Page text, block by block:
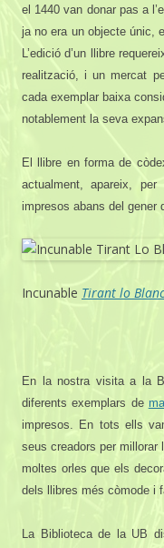
el 1440 van donar pas a
ja no era un objecte únic,
L’edició d’un llibre
realització, i un mercat
cada exemplar baixa
notablement la seva
El llibre en forma de
actualment, apareix,
impresos abans del gener
Incunable Tirant lo Blanc
En la nostra visita a la
diferents exemplars de
impresos. En tots ells
seus creadors per
moltes orles que els
dels llibres més còmode i
La Biblioteca de la UB